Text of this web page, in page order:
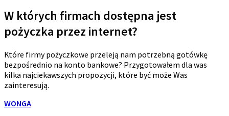
W których firmach dostępna jest
pożyczka przez internet?
Które firmy pożyczkowe przeleją nam potrzebną gotówkę
bezpośrednio na konto bankowe? Przygotowałem dla was
kilka najciekawszych propozycji, które być może Was
zainteresują.
WONGA